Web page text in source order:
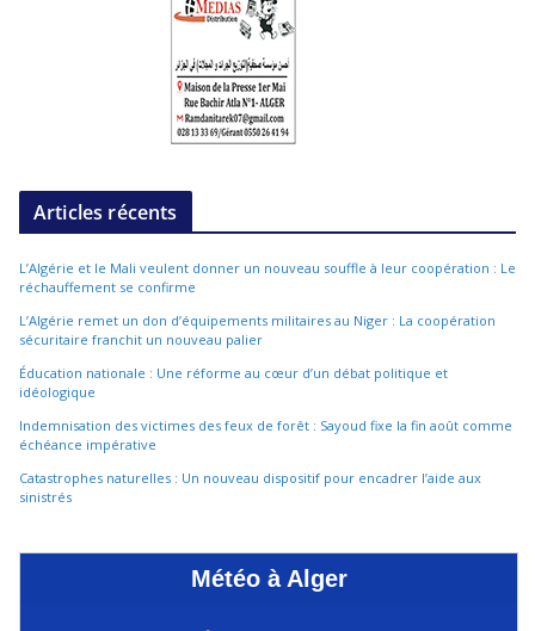
Articles récents
L’Algérie et le Mali veulent donner un nouveau souffle à leur coopération : Le
réchauffement se confirme
L’Algérie remet un don d’équipements militaires au Niger : La coopération
sécuritaire franchit un nouveau palier
Éducation nationale : Une réforme au cœur d’un débat politique et
idéologique
Indemnisation des victimes des feux de forêt : Sayoud fixe la fin août comme
échéance impérative
Catastrophes naturelles : Un nouveau dispositif pour encadrer l’aide aux
sinistrés
Météo à Alger